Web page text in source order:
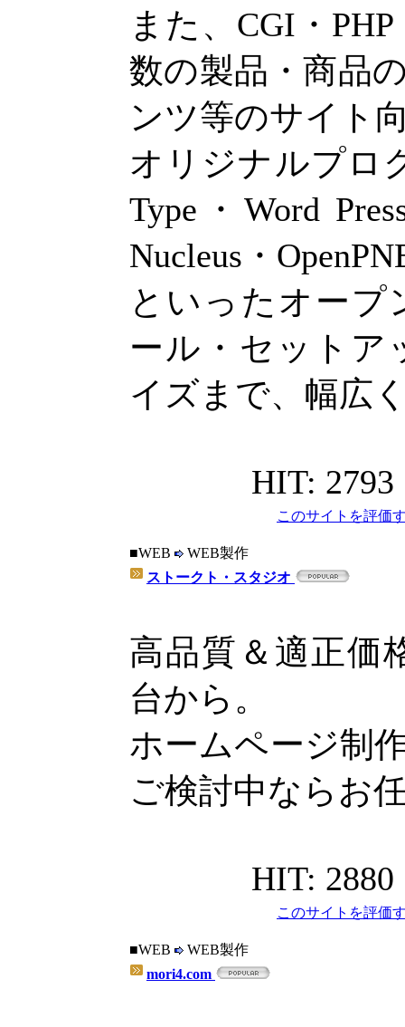
また、CGI・
数の製品・商品
ンツ等のサイト
オリジナルプロ
Type・Word
Nucleus・
といったオープ
ール・セットア
イズまで、幅広
HIT: 2793
このサイトを評価
■WEB
WEB製作
ストークト・スタジオ
高品質＆適正価
台から。
ホームページ制
ご検討中ならお
HIT: 2880
このサイトを評価
■WEB
WEB製作
mori4.com